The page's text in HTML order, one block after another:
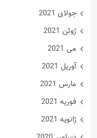
مارس 2021
فوریه 2021
ژانویه 2021
دسامبر 2020
نوامبر 2020
اکتبر 2020
سپتامبر 2020
آگوست 2020